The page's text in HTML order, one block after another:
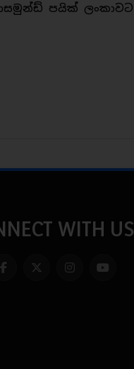
පයික් ලංකාවට
WITH US